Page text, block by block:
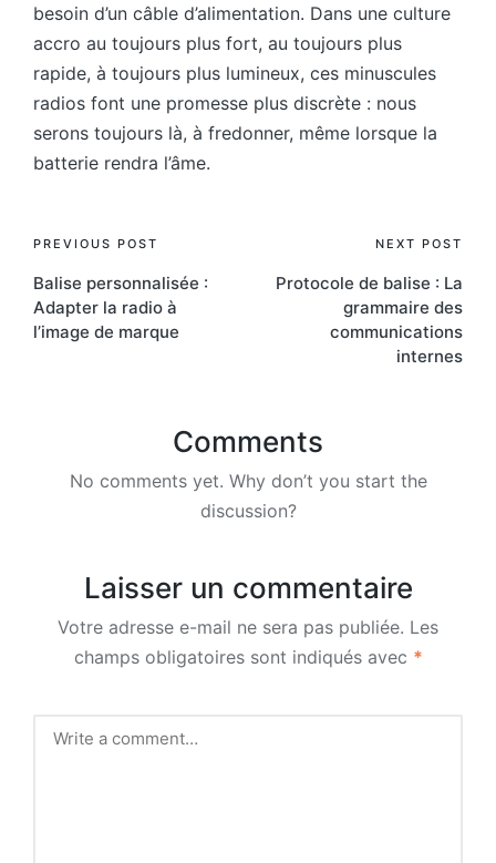
besoin d’un câble d’alimentation. Dans une culture
accro au toujours plus fort, au toujours plus
rapide, à toujours plus lumineux, ces minuscules
radios font une promesse plus discrète : nous
serons toujours là, à fredonner, même lorsque la
batterie rendra l’âme.
Post
navigation
PREVIOUS POST
Balise personnalisée :
Adapter la radio à
l’image de marque
NEXT POST
Protocole de balise : La
grammaire des
communications
internes
Comments
No comments yet. Why don’t you start the
discussion?
Laisser un commentaire
Votre adresse e-mail ne sera pas publiée. Les
champs obligatoires sont indiqués avec *